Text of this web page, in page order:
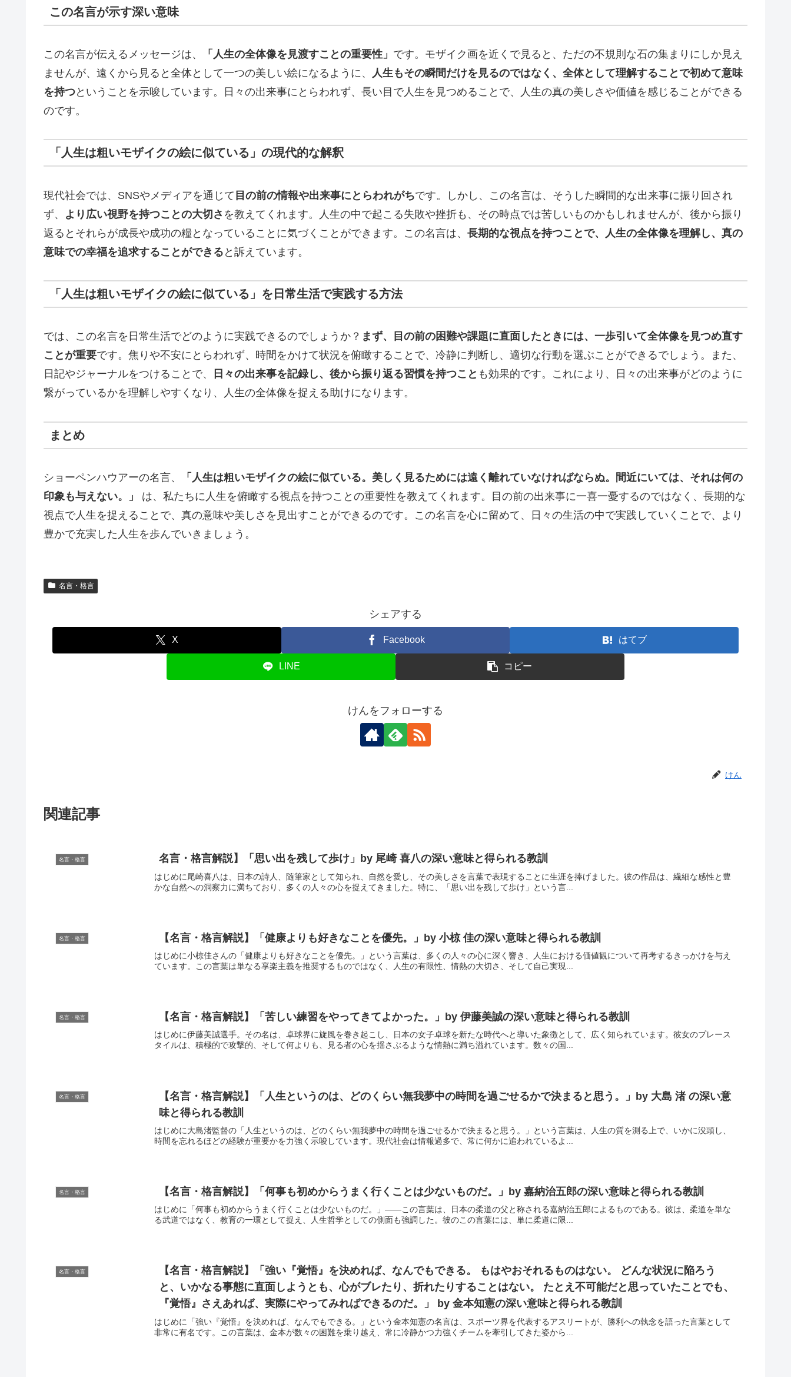
この名言が示す深い意味
この名言が伝えるメッセージは、 「人生の全体像を見渡すことの重要性」 です。モザイク画を近くで見ると、ただの不規則な石の集まりにしか見え
ませんが、遠くから見ると全体として一つの美しい絵になるように、
人生もその瞬間だけを見るのではなく、全体として理解することで初めて意味
を持つということを示唆しています。日々の出来事にとらわれず、長い目で人生を見つめることで、人生の真の美しさや価値を感じることができる
のです。
「人生は粗いモザイクの絵に似ている」の現代的な解釈
現代社会では、SNSやメディアを通じて 目の前の情報や出来事にとらわれがちです。しかし、この名言は、そうした瞬間的な出来事に振り回され
ず、 より広い視野を持つことの大切さ を教えてくれます。人生の中で起こる失敗や挫折も、その時点では苦しいものかもしれませんが、後から振り
返るとそれらが成長や成功の糧となっていることに気づくことができます。この名言は、 長期的な視点を持つことで、人生の全体像を理解し、真の
意味での幸福を追求することができる と訴えています。
「人生は粗いモザイクの絵に似ている」を日常生活で実践する方法
では、この名言を日常生活でどのように実践できるのでしょうか？ まず、目の前の困難や課題に直面したときには、一歩引いて全体像を見つめ直す
ことが重要です。焦りや不安にとらわれず、時間をかけて状況を俯瞰することで、冷静に判断し、適切な行動を選ぶことができるでしょう。また、
日記やジャーナルをつけることで、
日々の出来事を記録し、後から振り返る習慣を持つこと も効果的です。これにより、日々の出来事がどのように
繋がっているかを理解しやすくなり、人生の全体像を捉える助けになります。
まとめ
ショーペンハウアーの名言、
「人生は粗いモザイクの絵に似ている。美しく見るためには遠く離れていなければならぬ。間近にいては、それは何の
印象も与えない。」
は、私たちに人生を俯瞰する視点を持つことの重要性を教えてくれます。目の前の出来事に一喜一憂するのではなく、長期的な
視点で人生を捉えることで、真の意味や美しさを見出すことができるのです。この名言を心に留めて、日々の生活の中で実践していくことで、より
豊かで充実した人生を歩んでいきましょう。
名言・格言
シェアする
X Facebook はてブ
LINE コピー
けんをフォローする
けん
関連記事
名言・格言 名言・格言解説】「思い出を残して歩け」by 尾崎 喜八の深い意味と得られる教訓
はじめに尾崎喜八は、日本の詩人、随筆家として知られ、自然を愛し、その美しさを言葉で表現することに生涯を捧げました。彼の作品は、繊細な感性と豊
かな自然への洞察力に満ちており、多くの人々の心を捉えてきました。特に、「思い出を残して歩け」という言...
名言・格言 【名言・格言解説】「健康よりも好きなことを優先。」by 小椋 佳の深い意味と得られる教訓
はじめに小椋佳さんの「健康よりも好きなことを優先。」という言葉は、多くの人々の心に深く響き、人生における価値観について再考するきっかけを与え
ています。この言葉は単なる享楽主義を推奨するものではなく、人生の有限性、情熱の大切さ、そして自己実現...
名言・格言 【名言・格言解説】「苦しい練習をやってきてよかった。」by 伊藤美誠の深い意味と得られる教訓
はじめに伊藤美誠選手。その名は、卓球界に旋風を巻き起こし、日本の女子卓球を新たな時代へと導いた象徴として、広く知られています。彼女のプレース
タイルは、積極的で攻撃的、そして何よりも、見る者の心を揺さぶるような情熱に満ち溢れています。数々の国...
名言・格言
【名言・格言解説】「人生というのは、どのくらい無我夢中の時間を過ごせるかで決まると思う。」by 大島 渚 の深い意
味と得られる教訓
はじめに大島渚監督の「人生というのは、どのくらい無我夢中の時間を過ごせるかで決まると思う。」という言葉は、人生の質を測る上で、いかに没頭し、
時間を忘れるほどの経験が重要かを力強く示唆しています。現代社会は情報過多で、常に何かに追われているよ...
名言・格言 【名言・格言解説】「何事も初めからうまく行くことは少ないものだ。」by 嘉納治五郎の深い意味と得られる教訓
はじめに「何事も初めからうまく行くことは少ないものだ。」——この言葉は、日本の柔道の父と称される嘉納治五郎によるものである。彼は、柔道を単な
る武道ではなく、教育の一環として捉え、人生哲学としての側面も強調した。彼のこの言葉には、単に柔道に限...
名言・格言
【名言・格言解説】「強い『覚悟』を決めれば、なんでもできる。 もはやおそれるものはない。 どんな状況に陥ろう
と、いかなる事態に直面しようとも、心がブレたり、折れたりすることはない。 たとえ不可能だと思っていたことでも、
『覚悟』さえあれば、実際にやってみればできるのだ。」 by 金本知憲の深い意味と得られる教訓
はじめに「強い『覚悟』を決めれば、なんでもできる。」という金本知憲の名言は、スポーツ界を代表するアスリートが、勝利への執念を語った言葉として
非常に有名です。この言葉は、金本が数々の困難を乗り越え、常に冷静かつ力強くチームを牽引してきた姿から...